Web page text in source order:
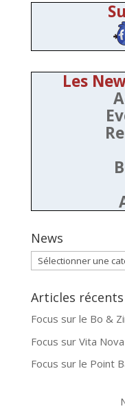
Les
News
News
Articles récents
Focus sur le Bo &
Focus sur Vita Nova
Focus sur le Point